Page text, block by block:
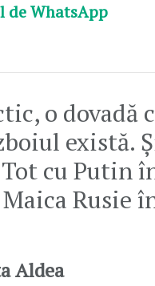
de WhatsApp
o dovadă
există.
cu Putin
Rusie
Aldea